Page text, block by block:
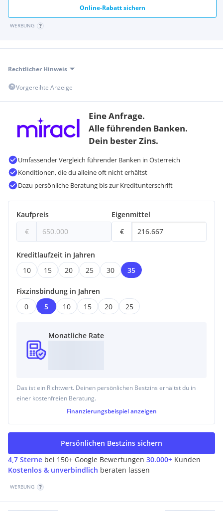
Bank <1000m
Polizei <2500m
Online-Rabatt sichern
WERBUNG
Rechtlicher Hinweis
Vorgereihte Anzeige
Eine Anfrage.
Alle führenden Banken.
Dein bester Zins.
Umfassender Vergleich führender Banken in Österreich
Konditionen, die du alleine oft nicht erhältst
Dazu persönliche Beratung bis zur Kreditunterschrift
Kaufpreis
€
Eigenmittel
€
Kreditlaufzeit in Jahren
10
15 20 25 30 35
Fixzinsbindung in Jahren
0
5 10 15 20 25
Monatliche Rate
Das ist ein Richtwert. Deinen persönlichen Bestzins erhältst du in
einer kostenfreien Beratung.
Finanzierungsbeispiel anzeigen
4,7 Sterne bei 150+ Google Bewertungen 30.000+ Kunden
Kostenlos & unverbindlich beraten lassen
Persönlichen Bestzins sichern
WERBUNG